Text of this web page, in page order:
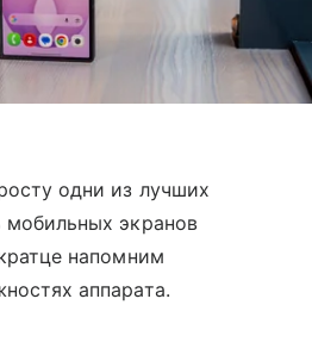
одни из лучших
мобильных экранов
напомним
аппарата.